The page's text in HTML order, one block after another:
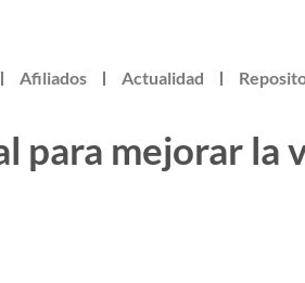
Afiliados Actualidad
para mejorar la